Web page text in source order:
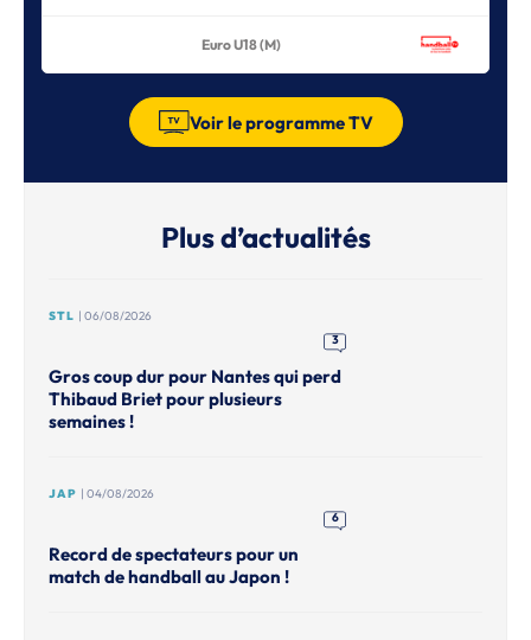
Euro U18 (M)
Voir le programme TV
Plus d’actualités
STL | 06/08/2026
3
Gros coup dur pour Nantes qui perd
Thibaud Briet pour plusieurs
semaines !
JAP | 04/08/2026
6
Record de spectateurs pour un
match de handball au Japon !